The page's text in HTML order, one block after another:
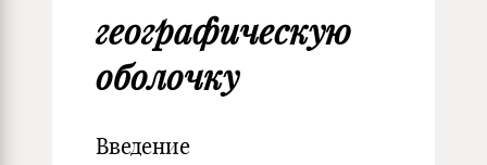
географическую
оболочку
Введение